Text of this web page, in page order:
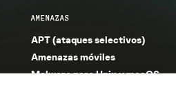
AMENAZAS
APT (ataques selectivos)
Amenazas móviles
Malware para Unix y macOS